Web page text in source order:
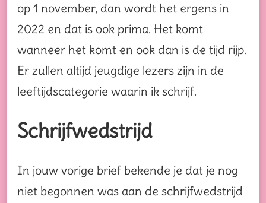
op 1 november, dan wordt het ergens in
2022 en dat is ook prima. Het komt
wanneer het komt en ook dan is de tijd rijp.
Er zullen altijd jeugdige lezers zijn in de
leeftijdscategorie waarin ik schrijf.
Schrijfwedstrijd
In jouw vorige brief bekende je dat je nog
niet begonnen was aan de schrijfwedstrijd